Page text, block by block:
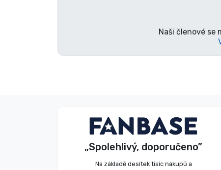
Naši členové
„Spolehlivý, doporučeno”
Na základě desítek tisíc nákupů a
Beze jména Kupující
2026. 08. 08.